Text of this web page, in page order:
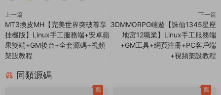
上一篇
MT3換皮MH【完美世界突破尊享
挂機版】Linux手工服務端+安卓蘋
果雙端+GM後台+全套源碼+視頻
架設教程
下一篇
3DMMORPG端遊【誅仙1345星座
地宮12職業】Linux手工服務端
+GM工具+網頁注冊+PC客戶端
+視頻架設教程
同類源碼
薦 薦